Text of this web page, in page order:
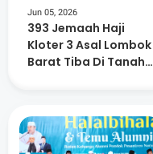
Jun 05, 2026
393 Jemaah Haji
Kloter 3 Asal Lombok
Barat Tiba Di Tanah